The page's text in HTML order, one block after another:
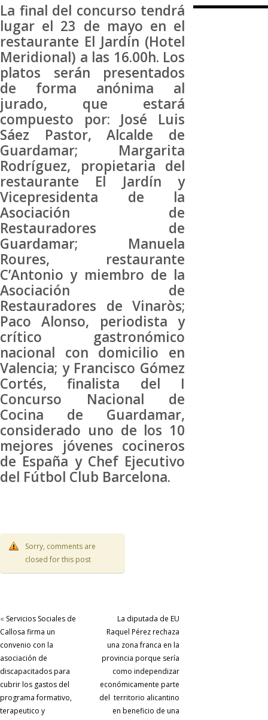
La final del concurso tendrá
lugar el 23 de mayo en el
restaurante El Jardín (Hotel
Meridional) a las 16.00h. Los
platos serán presentados
de forma anónima al
jurado, que estará
compuesto por: José Luis
Sáez Pastor, Alcalde de
Guardamar; Margarita
Rodríguez, propietaria del
restaurante El Jardín y
Vicepresidenta de la
Asociación de
Restauradores de
Guardamar; Manuela
Roures, restaurante
C’Antonio y miembro de la
Asociación de
Restauradores de Vinaròs;
Paco Alonso, periodista y
crítico gastronómico
nacional con domicilio en
Valencia; y Francisco Gómez
Cortés, finalista del I
Concurso Nacional de
Cocina de Guardamar,
considerado uno de los 10
mejores jóvenes cocineros
de España y Chef Ejecutivo
del Fútbol Club Barcelona.
Sorry, comments are
closed for this post
« Servicios Sociales de
Callosa firma un
convenio con la
asociación de
discapacitados para
cubrir los gastos del
programa formativo,
terapeutico y
La diputada de EU
Raquel Pérez rechaza
una zona franca en la
provincia porque sería
como independizar
económicamente parte
del territorio alicantino
en beneficio de una